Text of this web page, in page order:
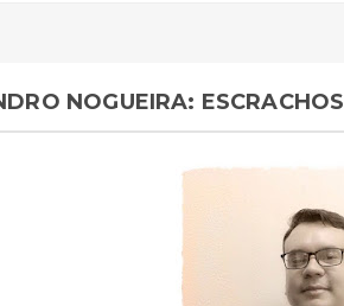
NOGUEIRA: ESCRACHOS